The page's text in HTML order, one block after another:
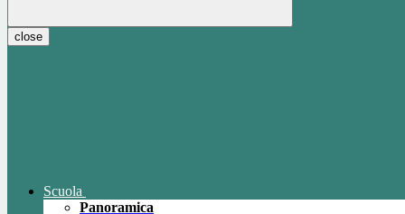
close
Scuola
Panoramica